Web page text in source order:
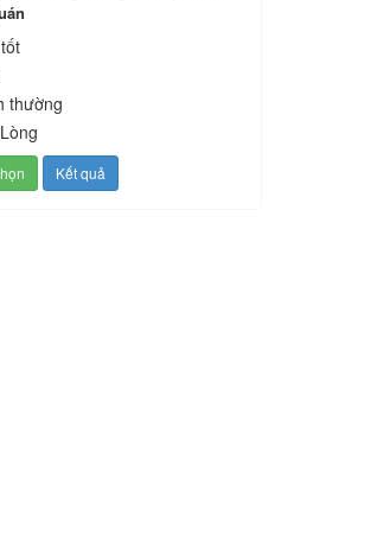
thường